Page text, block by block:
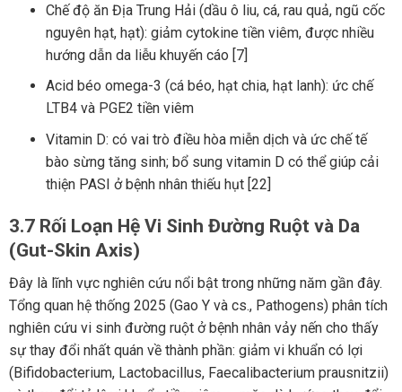
Chế độ ăn Địa Trung Hải (dầu ô liu, cá, rau quả, ngũ cốc
nguyên hạt, hạt): giảm cytokine tiền viêm, được nhiều
hướng dẫn da liễu khuyến cáo [7]
Acid béo omega-3 (cá béo, hạt chia, hạt lanh): ức chế
LTB4 và PGE2 tiền viêm
Vitamin D: có vai trò điều hòa miễn dịch và ức chế tế
bào sừng tăng sinh; bổ sung vitamin D có thể giúp cải
thiện PASI ở bệnh nhân thiếu hụt [22]
3.7 Rối Loạn Hệ Vi Sinh Đường Ruột và Da
(Gut-Skin Axis)
Đây là lĩnh vực nghiên cứu nổi bật trong những năm gần đây.
Tổng quan hệ thống 2025 (Gao Y và cs., Pathogens) phân tích
nghiên cứu vi sinh đường ruột ở bệnh nhân vảy nến cho thấy
sự thay đổi nhất quán về thành phần: giảm vi khuẩn có lợi
(Bifidobacterium, Lactobacillus, Faecalibacterium prausnitzii)